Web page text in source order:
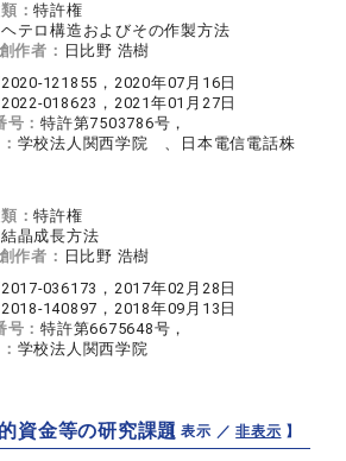
：特許権
ヘテロ構造およびその作製方法
作者：
日比野 浩樹
121855，2020年07月16日
018623，2021年01月27日
号：特許第7503786号，
学校法人関西学院 、日本電信電話株
：特許権
結晶成長方法
作者：
日比野 浩樹
036173，2017年02月28日
，2018年09月13日
号：特許第6675648号，
学校法人関西学院
資金等の研究課題【 表示 ／非表示 】